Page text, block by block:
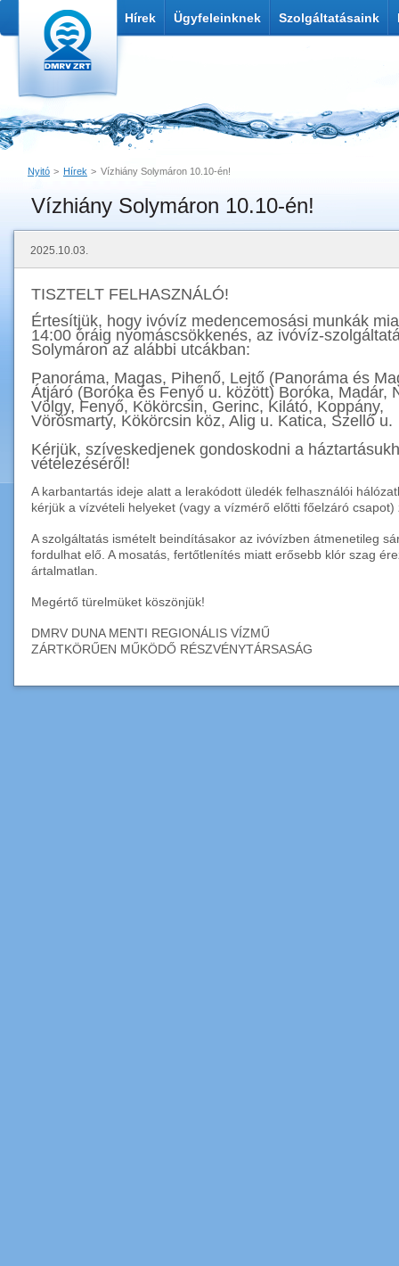
Hírek Ügyfeleinknek Szolgáltatásaink
Nyitó Hírek Vízhiány Solymáron 10.10-én!
Vízhiány Solymáron 10.10-én!
Link küldése
Nyomtatás
2025.10.03.
TISZTELT FELHASZNÁLÓ!
Értesítjük, hogy ivóvíz medencemosási munkák
14:00 óráig nyomáscsökkenés, az ivóvíz-
Solymáron az alábbi utcákban:
Panoráma, Magas, Pihenő, Lejtő (Panoráma és
Átjáró (Boróka és Fenyő u. között) Boróka, Madár,
Völgy, Fenyő, Kökörcsin, Gerinc, Kilátó, Koppány,
Vörösmarty, Kökörcsin köz, Alig u. Katica, Szellő u.
Kérjük, szíveskedjenek gondoskodni a
vételezéséről!
A karbantartás ideje alatt a lerakódott üledék felhasználói
kérjük a vízvételi helyeket (vagy a vízmérő előtti főelzáró csapot)
A szolgáltatás ismételt beindításakor az ivóvízben átmenetileg
fordulhat elő. A mosatás, fertőtlenítés miatt erősebb klór szag
ártalmatlan.
Megértő türelmüket köszönjük!
DMRV DUNA MENTI REGIONÁLIS VÍZMŰ
ZÁRTKÖRŰEN MŰKÖDŐ RÉSZVÉNYTÁRSASÁG